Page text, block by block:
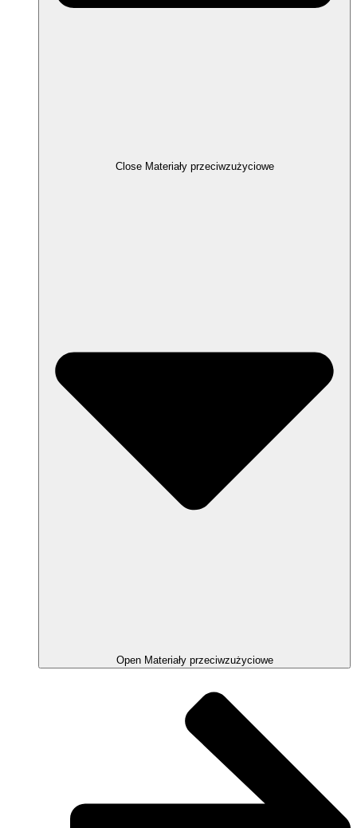
Close Materiały przeciwzużyciowe
Open Materiały przeciwzużyciowe